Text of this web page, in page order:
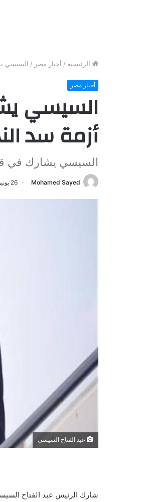
الرئيسية / أخبار مصر / السيسي
أخبار مصر
السيسي
أزمة سد
السيسي يشارك في
Mohamed Sayed 26 يونيو، 2020
عبد الفتاح السيسي
شارك الرئيس عبد الفتاح